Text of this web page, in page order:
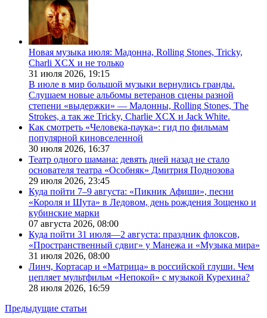
Новая музыка июля: Мадонна, Rolling Stones, Tricky,
Charli XCX и не только
31 июля 2026, 19:15
В июле в мир большой музыки вернулись гранды.
Слушаем новые альбомы ветеранов сцены разной
степени «выдержки» — Мадонны, Rolling Stones, The
Strokes, а так же Tricky, Charlie XCX и Jack White.
Как смотреть «Человека-паука»: гид по фильмам
популярной киновселенной
30 июля 2026, 16:37
Театр одного шамана: девять дней назад не стало
основателя театра «Особняк» Дмитрия Поднозова
29 июля 2026, 23:45
Куда пойти 7–9 августа: «Пикник Афиши», песни
«Короля и Шута» в Ледовом, день рождения Зощенко и
кубинские марки
07 августа 2026, 08:00
Куда пойти 31 июля—2 августа: праздник флоксов,
«Пространственный сдвиг» у Манежа и «Музыка мира»
31 июля 2026, 08:00
Линч, Кортасар и «Матрица» в российской глуши. Чем
цепляет мультфильм «Непокой» с музыкой Курехина?
28 июля 2026, 16:59
Предыдущие статьи